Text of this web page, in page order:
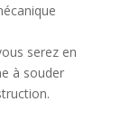
serez en
à souder